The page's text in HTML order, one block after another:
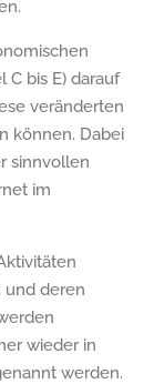
C bis E) darauf
veränderten
können. Dabei
sinnvollen
im
und deren
wieder in
werden.